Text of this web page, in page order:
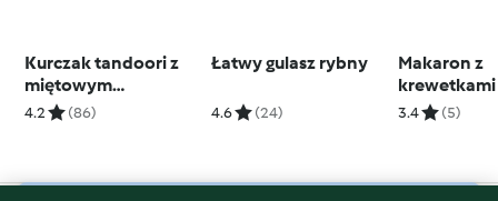
Kurczak tandoori z
miętowym
dressingiem
4.2 (86)
Łatwy gulasz rybny
4.6 (24)
Makaron z
(TM7)
3.4 (5)